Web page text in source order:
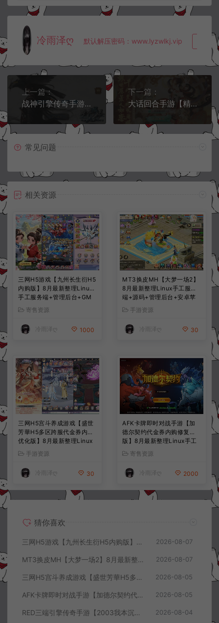
冷雨泽ღ 默认解压密码：www.lyzwlkj.vip 复
上一篇：
战神引擎传奇手游【星辰单职业免授权版[白猪3]】5月最新整理Win一键服务端+GM授权后台+安卓苹果双端+详细搭建教程+视频教程
下一篇：
大话回合手游【精品西游之红颜西游】5月最新整理Win一键服务端+JAVA后台+代理后台+GM后台+安卓苹果双端+详细搭建教程+视频教程
常见问题
相关资源
三网H5游戏【九州长生衍H5
内购版】8月最新整理Linux
手工服务端+管理后台+GM
授权后台+简易安卓客户端
+详细搭建教程+视频教程
寄售资源
冷雨泽ღ 1000
MT3换皮MH【大梦一场2】
8月最新整理Linux手工服务
端+源码+管理后台+安卓苹
果双端+详细搭建教程+视频
教程
手游资源
冷雨泽ღ 30
三网H5宫斗养成游戏【盛世
芳華H5多区跨服代金券内购
优化版】8月最新整理Linux
手工服务端+CDK授权后台
+全资源安卓+详细搭建教程
+视频教程
手游资源
冷雨泽ღ 30
AFK卡牌即时对战手游【加
德尔契约代金券内购修复
版】8月最新整理Linux手工
服务端+前后端全套源码+CD
K授权后台+安卓苹果双端
+详细搭建教程+视频教程
寄售资源
冷雨泽ღ 2000
猜你喜欢
三网H5游戏【九州长生衍H5内购版】8月最新整理Linux手工服务端+管理后台+GM授权后台+简易安卓客户端+详细搭建教程+视频教程 2026-08-07
MT3换皮MH【大梦一场2】8月最新整理Linux手工服务端+源码+管理后台+安卓苹果双端+详细搭建教程+视频教程 2026-08-07
三网H5宫斗养成游戏【盛世芳華H5多区跨服代金券内购优化版】8月最新整理Linux手工服务端+CDK授权后台+全资源安卓+详细搭建教程+视频教程 2026-08-05
AFK卡牌即时对战手游【加德尔契约代金券内购修复版】8月最新整理Linux手工服务端+前后端全套源码+CDK授权后台+安卓苹果双端+详细搭建教程+视频教程 2026-08-05
RED三端引擎传奇手游【2003我本沉默三职业】8月最新整理Win一键服务端+PC安卓+详细搭建教程 2026-08-04